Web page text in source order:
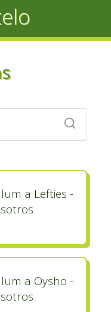
a Lefties -
a Oysho -